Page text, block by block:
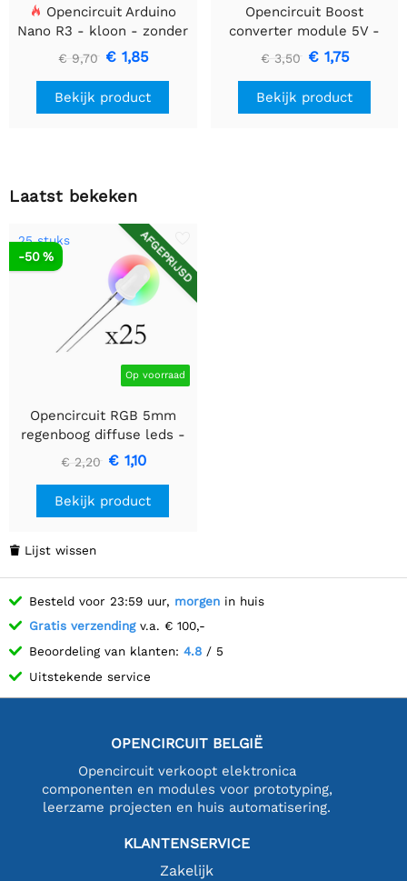
Opencircuit Arduino
Nano R3 - kloon - zonder
headers
€ 9,70 € 1,85
Bekijk product
Opencircuit Boost
converter module 5V -
35V XL6009
€ 3,50 € 1,75
Bekijk product
Laatst bekeken
AFGEPRIJSD
25 stuks
Op voorraad
-50 %
Opencircuit RGB 5mm
regenboog diffuse leds -
snel - 25 stuks
€ 2,20 € 1,10
Bekijk product
 Lijst wissen
Besteld voor 23:59 uur, morgen in huis
Gratis verzendingv.a. € 100,-
Beoordeling van klanten: 4.8 / 5
Uitstekende service
OPENCIRCUIT BELGIË
Opencircuit verkoopt elektronica
componenten en modules voor prototyping,
leerzame projecten en huis automatisering.
KLANTENSERVICE
Zakelijk